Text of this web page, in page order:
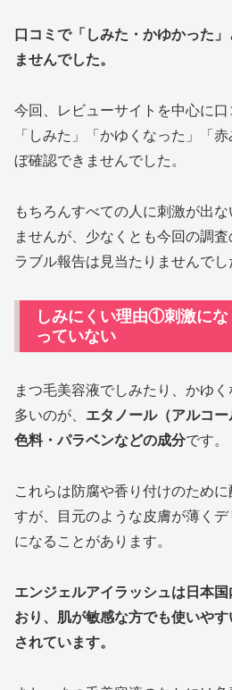
口コミで「しみた・かゆかった
ませんでした。
今回、レビューサイトを中心に口
「しみた」「かゆくなった」「
ぼ確認できませんでした。
もちろんすべての人に刺激が出
ませんが、少なくとも今回の調
ラブル報告は見当たりませんでし
しみにくい理由①刺激に
っていない
まつ毛美容液でしみたり、かゆ
多いのが、 エタノール（アルコ
色料・パラベンなどの成分です。
これらは防腐や香り付けのため
すが、目元のような皮膚が薄く
になることがあります。
エンジェルアイラッシュは日本
おり、肌が敏感な方でも使いや
されています。